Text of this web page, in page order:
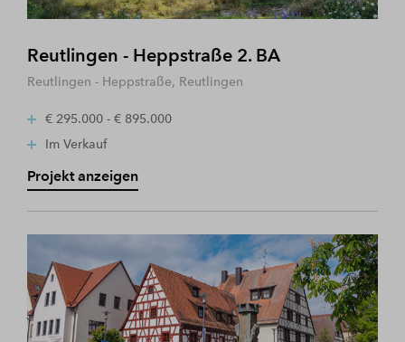
Reutlingen - Heppstraße 2. BA
Reutlingen - Heppstraße, Reutlingen
€ 295.000 - € 895.000
Im Verkauf
Projekt anzeigen